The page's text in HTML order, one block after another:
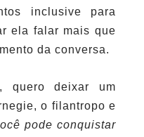
inclusive para
ela falar mais que
da conversa.
quero deixar um
o filantropo e
pode conquistar